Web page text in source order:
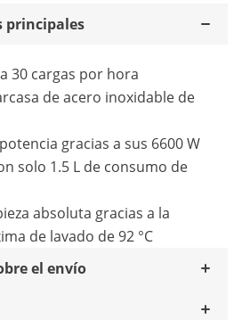
principales
30 cargas por hora
de acero inoxidable de
gracias a sus 6600 W
solo 1.5 L de consumo de
absoluta gracias a la
de lavado de 92 °C
el envío